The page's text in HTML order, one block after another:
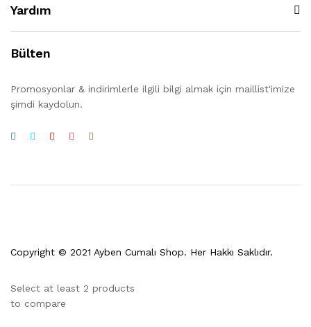
Yardım
Bülten
Promosyonlar & indirimlerle ilgili bilgi almak için maillist'imize
şimdi kaydolun.
Copyright © 2021 Ayben Cumalı Shop. Her Hakkı Saklıdır.
Select at least 2 products
to compare